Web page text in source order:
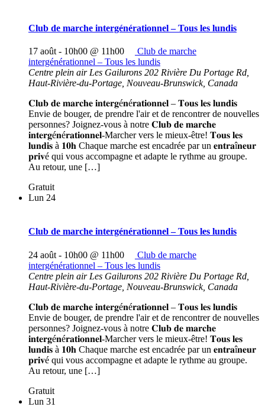
Club de marche intergénérationnel – Tous les lundis
17 août - 10h00 @ 11h00
Club de marche
intergénérationnel – Tous les lundis
Centre plein air Les Gailurons 202 Rivière Du Portage Rd,
Haut-Rivière-du-Portage, Nouveau-Brunswick, Canada
𝐂𝐥𝐮𝐛 𝐝𝐞 𝐦𝐚𝐫𝐜𝐡𝐞 𝐢𝐧𝐭𝐞𝐫𝐠é𝐧é𝐫𝐚𝐭𝐢𝐨𝐧𝐧𝐞𝐥 – 𝐓𝐨𝐮𝐬 𝐥𝐞𝐬 𝐥𝐮𝐧𝐝𝐢𝐬
Envie de bouger, de prendre l'air et de rencontrer de nouvelles
personnes? Joignez-vous à notre 𝐂𝐥𝐮𝐛 𝐝𝐞 𝐦𝐚𝐫𝐜𝐡𝐞
𝐢𝐧𝐭𝐞𝐫𝐠é𝐧é𝐫𝐚𝐭𝐢𝐨𝐧𝐧𝐞𝐥-Marcher vers le mieux-être! 𝐓𝐨𝐮𝐬 𝐥𝐞𝐬
𝐥𝐮𝐧𝐝𝐢𝐬 à 𝟏𝟎𝐡 Chaque marche est encadrée par un 𝐞𝐧𝐭𝐫𝐚î𝐧𝐞𝐮𝐫
𝐩𝐫𝐢𝐯é qui vous accompagne et adapte le rythme au groupe.
Au retour, une […]
Gratuit
Lun 24
Club de marche intergénérationnel – Tous les lundis
24 août - 10h00 @ 11h00
Club de marche
intergénérationnel – Tous les lundis
Centre plein air Les Gailurons 202 Rivière Du Portage Rd,
Haut-Rivière-du-Portage, Nouveau-Brunswick, Canada
𝐂𝐥𝐮𝐛 𝐝𝐞 𝐦𝐚𝐫𝐜𝐡𝐞 𝐢𝐧𝐭𝐞𝐫𝐠é𝐧é𝐫𝐚𝐭𝐢𝐨𝐧𝐧𝐞𝐥 – 𝐓𝐨𝐮𝐬 𝐥𝐞𝐬 𝐥𝐮𝐧𝐝𝐢𝐬
Envie de bouger, de prendre l'air et de rencontrer de nouvelles
personnes? Joignez-vous à notre 𝐂𝐥𝐮𝐛 𝐝𝐞 𝐦𝐚𝐫𝐜𝐡𝐞
𝐢𝐧𝐭𝐞𝐫𝐠é𝐧é𝐫𝐚𝐭𝐢𝐨𝐧𝐧𝐞𝐥-Marcher vers le mieux-être! 𝐓𝐨𝐮𝐬 𝐥𝐞𝐬
𝐥𝐮𝐧𝐝𝐢𝐬 à 𝟏𝟎𝐡 Chaque marche est encadrée par un 𝐞𝐧𝐭𝐫𝐚î𝐧𝐞𝐮𝐫
𝐩𝐫𝐢𝐯é qui vous accompagne et adapte le rythme au groupe.
Au retour, une […]
Gratuit
Lun 31